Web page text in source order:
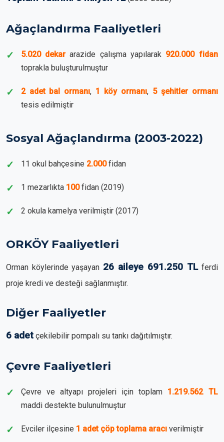
Ağaçlandırma Faaliyetleri
5.020 dekararazide çalışma yapılarak 920.000 fidan
toprakla buluşturulmuştur
2 adet bal ormanı, 1 köy ormanı, 5 şehitler ormanı
tesis edilmiştir
Sosyal Ağaçlandırma (2003-2022)
11 okul bahçesine 2.000fidan
1 mezarlıkta 100fidan (2019)
2 okula kamelya verilmiştir (2017)
ORKÖY Faaliyetleri
Orman köylerinde yaşayan 26 aileye 691.250 TLferdi
proje kredi ve desteği sağlanmıştır.
Diğer Faaliyetler
6 adet çekilebilir pompalı su tankı dağıtılmıştır.
Çevre Faaliyetleri
Çevre ve altyapı projeleri için toplam 1.219.562 TL
maddi destekte bulunulmuştur
Evciler ilçesine 1 adet çöp toplama aracı verilmiştir